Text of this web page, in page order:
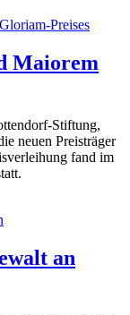
Maiorem
Stiftung,
neuen Preisträger
fand im
an